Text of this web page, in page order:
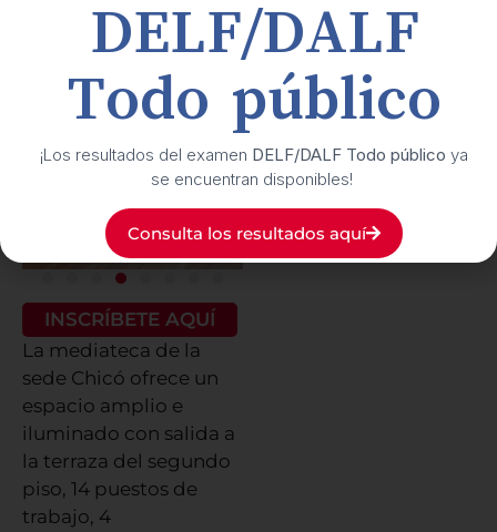
INSCRÍBETE AQUÍ
La mediateca de la
sede Chicó ofrece un
espacio amplio e
iluminado con salida a
la terraza del segundo
piso, 14 puestos de
trabajo, 4
DELF/DALF
Todo público
¡Los resultados del examen DELF/DALF Todo público ya
se encuentran disponibles!
Consulta los resultados aquí